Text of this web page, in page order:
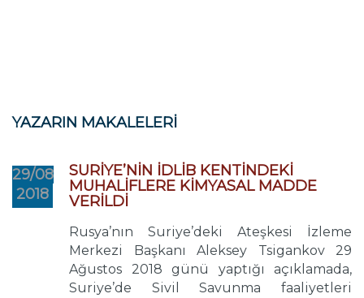
YAZARIN MAKALELERİ
29/08
2018
SURİYE’NİN İDLİB KENTİNDEKİ
MUHALİFLERE KİMYASAL MADDE
VERİLDİ
Rusya’nın Suriye’deki Ateşkesi İzleme
Merkezi Başkanı Aleksey Tsigankov 29
Ağustos 2018 günü yaptığı açıklamada,
Suriye’de Sivil Savunma faaliyetleri